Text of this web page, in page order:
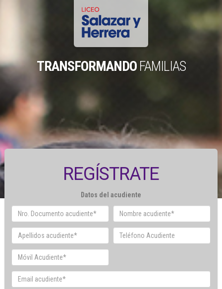
TRANSFORMANDO FAMILIAS
REGÍSTRATE
Datos del acudiente